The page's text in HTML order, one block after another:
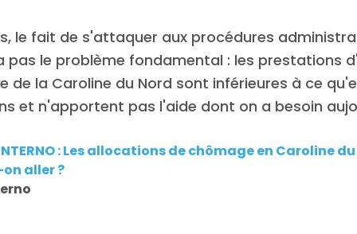
le fait de s'attaquer aux procédures
pas le problème fondamental : les prestations
de la Caroline du Nord sont inférieures à ce
et n'apportent pas l'aide dont on a besoin
: Les allocations de chômage en Caroline
aller ?